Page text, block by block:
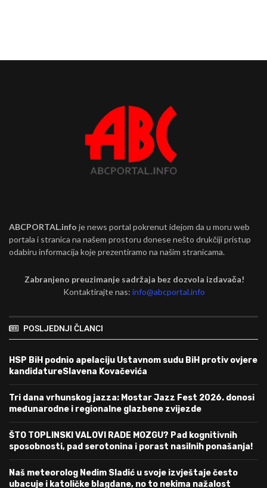
ABCPORTAL.info je news portal pokrenut idejom da u moru web
portala i stranica na našem prostoru donese nešto drukčiji pristup
odabiru informacija koje prezentiramo na našim stranicama.
Zabranjeno preuzimanje sadržaja bez dozvola izdavača!
Kontaktirajte nas:info@abcportal.info
POSLJEDNJI ČLANCI
HSP BiH podnio apelaciju Ustavnom sudu BiH protiv ovjere
kandidatureSlavena Kovačevića
Tri dana vrhunskog jazza: Mostar Jazz Fest 2026. donosi
međunarodne i regionalne glazbene zvijezde
ŠTO TOPLINSKI VALOVI RADE MOZGU? Pad kognitivnih
sposobnosti, pad serotonina i porast nasilnih ponašanja!
Naš meteorolog Nedim Sladić u svoje izvještaje često
ubacuje i katoličke blagdane, no to nekima nažalost